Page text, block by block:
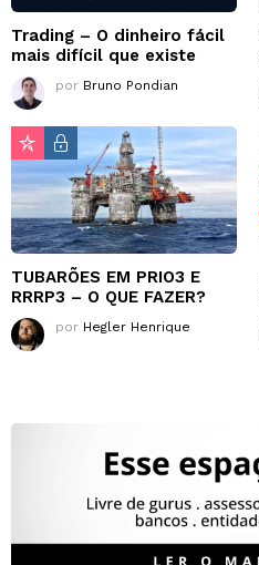
Trading – O dinheiro fácil
mais difícil que existe
por Bruno Pondian
TUBARÕES EM PRIO3 E
RRRP3 – O QUE FAZER?
por Hegler Henrique